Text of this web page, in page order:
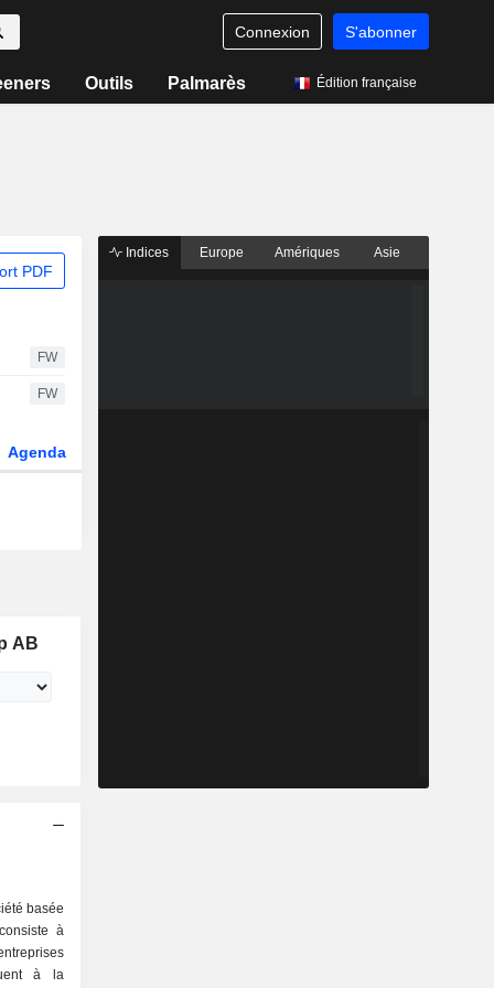
Connexion S'abonner
Outils Palmarès Édition française
PDF
FW
FW
Agenda
AB
basée
à
à la
Indices Europe Amériques Asie